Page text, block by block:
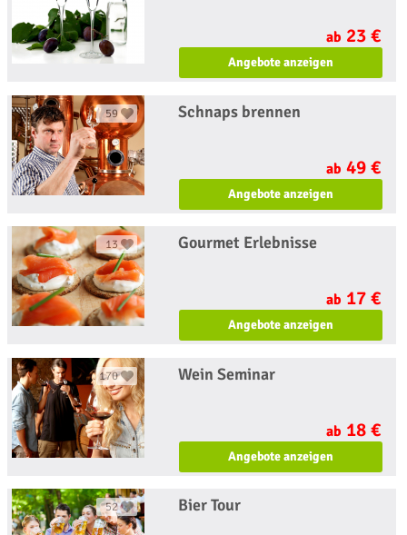
ab 23 €
Angebote anzeigen
59 Schnaps brennen
ab 49 €
Angebote anzeigen
13 Gourmet Erlebnisse
ab 17 €
Angebote anzeigen
170 Wein Seminar
ab 18 €
Angebote anzeigen
52 Bier Tour